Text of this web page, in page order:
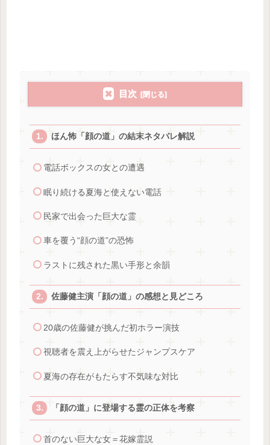
目次
ほん怖「顔の道」の結末ネタバレ解説
電話ボックスの女との遭遇
眠り続ける夏海と使えない電話
民家で出会った巨大な霊
車を覆う“顔の道”の恐怖
ラストに残された黒い手形と余韻
佐藤健主演「顔の道」の感想と見どころ
20歳の佐藤健が挑んだ初ホラー演技
視聴者を震え上がらせたジャンプスケア
夏海の存在がもたらす不気味な対比
「顔の道」に登場する霊の正体を考察
首のない巨大な女＝花嫁霊説